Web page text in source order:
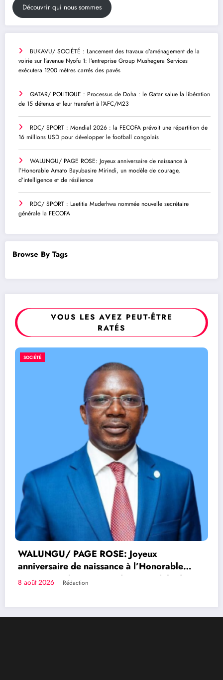
Découvrir qui nous sommes
BUKAVU/ SOCIÉTÉ : Lancement des travaux d’aménagement de la
voirie sur l’avenue Nyofu 1: l’entreprise Group Mushegera Services
exécutera 1200 mètres carrés des pavés
QATAR/ POLITIQUE : Processus de Doha : le Qatar salue la libération
de 15 détenus et leur transfert à l’AFC/M23
RDC/ SPORT : Mondial 2026 : la FECOFA prévoit une répartition de
16 millions USD pour développer le football congolais
WALUNGU/ PAGE ROSE: Joyeux anniversaire de naissance à
l’Honorable Amato Bayubasire Mirindi, un modèle de courage,
d’intelligence et de résilience
RDC/ SPORT : Laetitia Muderhwa nommée nouvelle secrétaire
générale la FECOFA
Browse By Tags
VOUS LES AVEZ PEUT-ÊTRE
RATÉS
de
RDC/ SPORT : Laetitia
nouvelle secrétaire générale la
7 août 2026 Rédaction
Congolais fièrement
Qui sommes-nous?
Le Groupe de Presse Mashariki RDC est une organisation
médiatique d’envergure, légalement constituée en